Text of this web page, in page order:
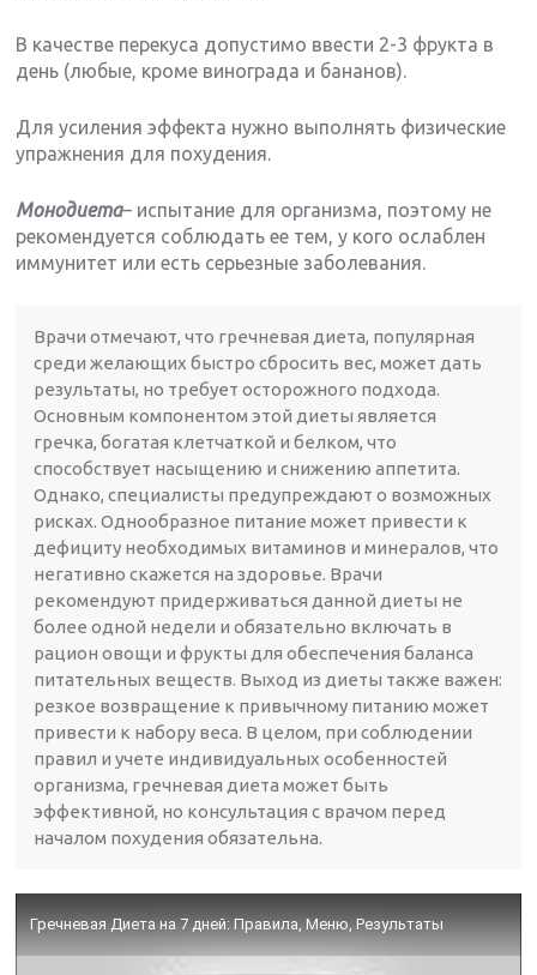
В качестве перекуса допустимо ввести 2-3 фрукта в
день (любые, кроме винограда и бананов).
Для усиления эффекта нужно выполнять физические
упражнения для похудения.
Монодиета– испытание для организма, поэтому не
рекомендуется соблюдать ее тем, у кого ослаблен
иммунитет или есть серьезные заболевания.
Врачи отмечают, что гречневая диета, популярная
среди желающих быстро сбросить вес, может дать
результаты, но требует осторожного подхода.
Основным компонентом этой диеты является
гречка, богатая клетчаткой и белком, что
способствует насыщению и снижению аппетита.
Однако, специалисты предупреждают о возможных
рисках. Однообразное питание может привести к
дефициту необходимых витаминов и минералов, что
негативно скажется на здоровье. Врачи
рекомендуют придерживаться данной диеты не
более одной недели и обязательно включать в
рацион овощи и фрукты для обеспечения баланса
питательных веществ. Выход из диеты также важен:
резкое возвращение к привычному питанию может
привести к набору веса. В целом, при соблюдении
правил и учете индивидуальных особенностей
организма, гречневая диета может быть
эффективной, но консультация с врачом перед
началом похудения обязательна.
Гречневая Диета на 7 дней: Правила, Меню, Результаты